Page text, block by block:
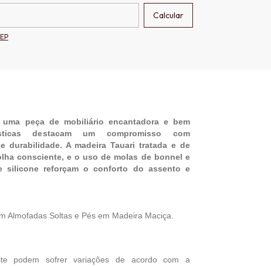
CEP:
Calcular
peça de mobiliário encantadora e bem
destacam um compromisso com
durabilidade. A madeira Tauari tratada e de
consciente, e o uso de molas de bonnel e
silicone reforçam o conforto do assento e
Almofadas Soltas e Pés em Madeira Maciça.
podem sofrer variações de acordo com a